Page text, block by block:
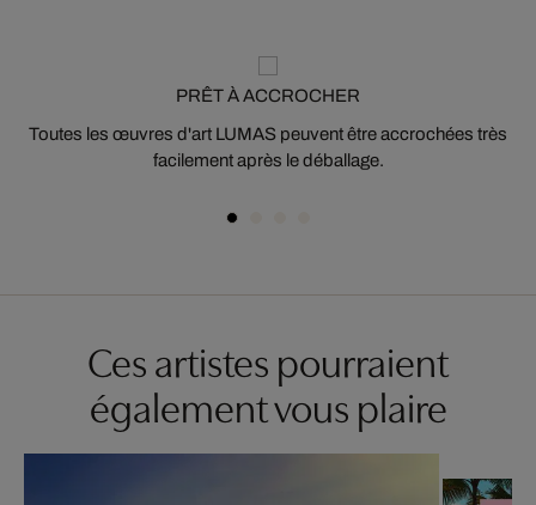
PRÊT À ACCROCHER
Toutes les œuvres d'art LUMAS peuvent être accrochées très
facilement après le déballage.
Ces artistes pourraient
également vous plaire